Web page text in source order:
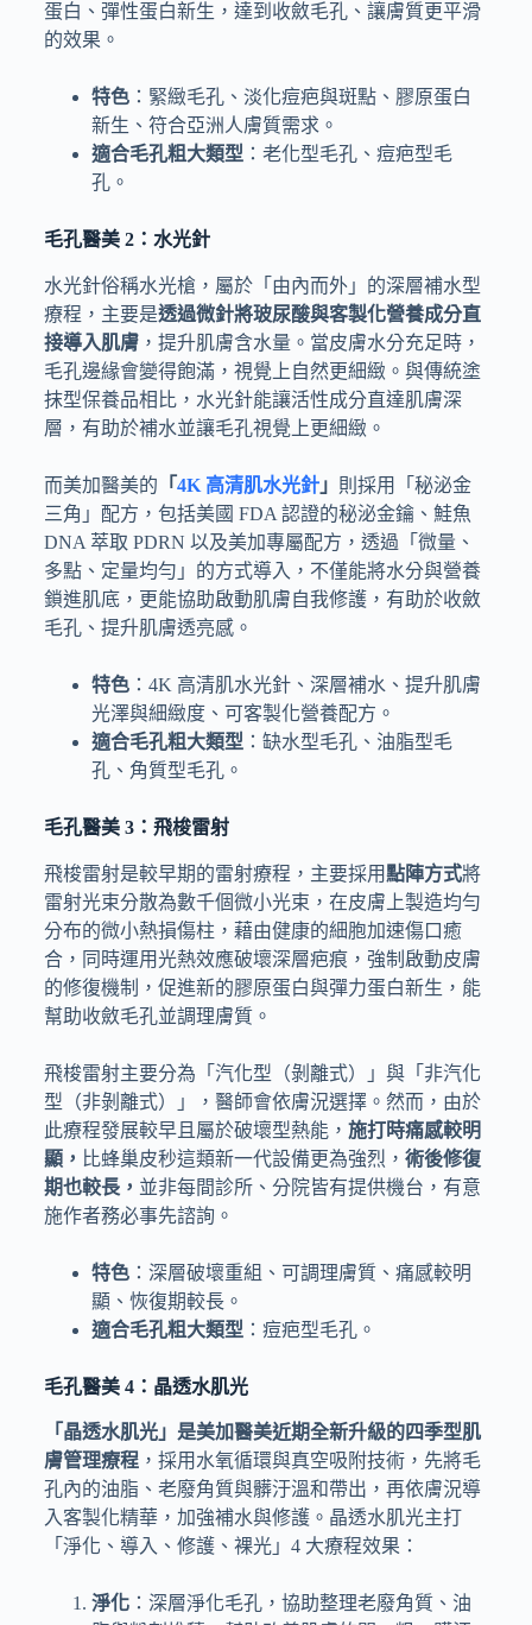
蛋白、彈性蛋白新生，達到收斂毛孔、讓膚質更平滑
的效果。
特色：緊緻毛孔、淡化痘疤與斑點、膠原蛋白
新生、符合亞洲人膚質需求。
適合毛孔粗大類型 ：老化型毛孔、痘疤型毛
孔。
毛孔醫美 2：水光針
水光針俗稱水光槍，屬於「由內而外」的深層補水型
療程，主要是透過微針將玻尿酸與客製化營養成分直
接導入肌膚，提升肌膚含水量。當皮膚水分充足時，
毛孔邊緣會變得飽滿，視覺上自然更細緻。與傳統塗
抹型保養品相比，水光針能讓活性成分直達肌膚深
層，有助於補水並讓毛孔視覺上更細緻。
而美加醫美的 「4K 高清肌水光針」 則採用「秘泌金
三角」配方，包括美國 FDA 認證的秘泌金鑰、鮭魚
DNA 萃取 PDRN 以及美加專屬配方，透過「微量、
多點、定量均勻」的方式導入，不僅能將水分與營養
鎖進肌底，更能協助啟動肌膚自我修護，有助於收斂
毛孔、提升肌膚透亮感。
特色：4K 高清肌水光針、深層補水、提升肌膚
光澤與細緻度、可客製化營養配方。
適合毛孔粗大類型 ：缺水型毛孔、油脂型毛
孔、角質型毛孔。
毛孔醫美 3：飛梭雷射
飛梭雷射是較早期的雷射療程，主要採用點陣方式將
雷射光束分散為數千個微小光束，在皮膚上製造均勻
分布的微小熱損傷柱，藉由健康的細胞加速傷口癒
合，同時運用光熱效應破壞深層疤痕，強制啟動皮膚
的修復機制，促進新的膠原蛋白與彈力蛋白新生，能
幫助收斂毛孔並調理膚質。
飛梭雷射主要分為「汽化型（剝離式）」與「非汽化
型（非剝離式）」，醫師會依膚況選擇。然而，由於
此療程發展較早且屬於破壞型熱能， 施打時痛感較明
顯， 比蜂巢皮秒這類新一代設備更為強烈， 術後修復
期也較長， 並非每間診所、分院皆有提供機台，有意
施作者務必事先諮詢。
特色：深層破壞重組、可調理膚質、痛感較明
顯、恢復期較長。
適合毛孔粗大類型 ：痘疤型毛孔。
毛孔醫美 4：晶透水肌光
「晶透水肌光」是美加醫美近期全新升級的四季型肌
膚管理療程，採用水氧循環與真空吸附技術，先將毛
孔內的油脂、老廢角質與髒汙溫和帶出，再依膚況導
入客製化精華，加強補水與修護。晶透水肌光主打
「淨化、導入、修護、裸光」4 大療程效果：
淨化：深層淨化毛孔，協助整理老廢角質、油